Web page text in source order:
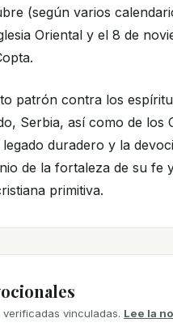
(según varios
Oriental y el 8 de
patrón contra los
Serbia, así como de los
duradero y la
de la fortaleza de su fe
primitiva.
vinculadas. Lee la